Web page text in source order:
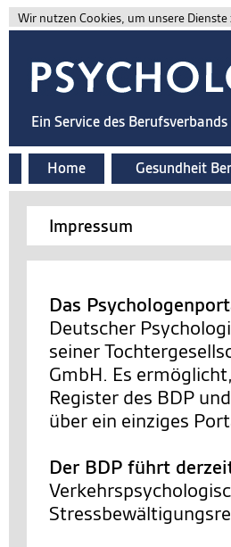
Wir nutzen Cookies, um unsere
Ein Service des
Home Gesundheit
Impressum
Das
Deutscher
seiner
GmbH. Es
Register des BDP
über ein einziges
Der BDP führt